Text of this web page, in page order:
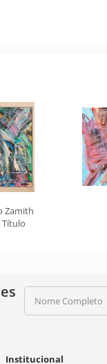
Zamith
Título
Nome Completo
Institucional